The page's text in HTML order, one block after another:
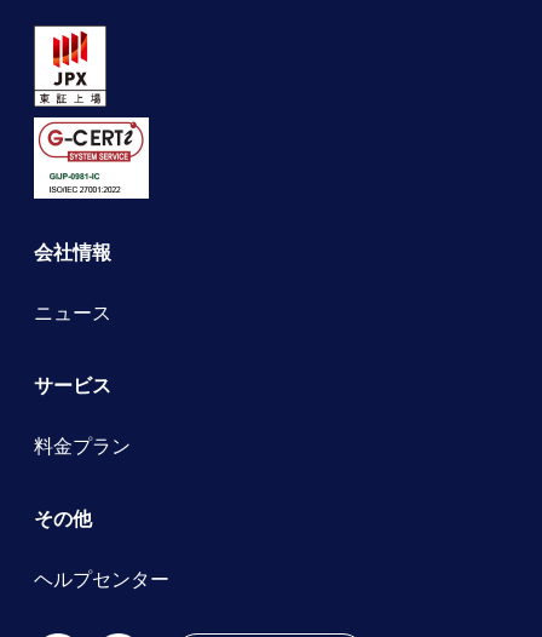
会社情報
ニュース
サービス
料金プラン
その他
ヘルプセンター